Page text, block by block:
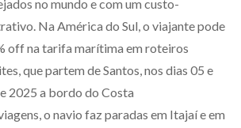
no mundo e com um custo-
Na América do Sul, o viajante pode
off na tarifa marítima em roteiros
que partem de Santos, nos dias 05 e
2025 a bordo do Costa
o navio faz paradas em Itajaí e em